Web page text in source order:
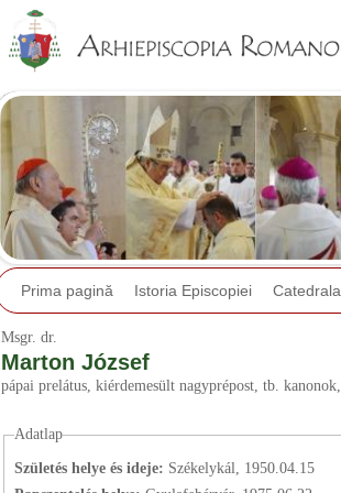
Prima pagină Istoria Episcopiei Catedrala
Msgr. dr.
Marton József
pápai prelátus, kiérdemesült nagyprépost, tb. kanonok,
Adatlap
Születés helye és ideje: Székelykál, 1950.04.15